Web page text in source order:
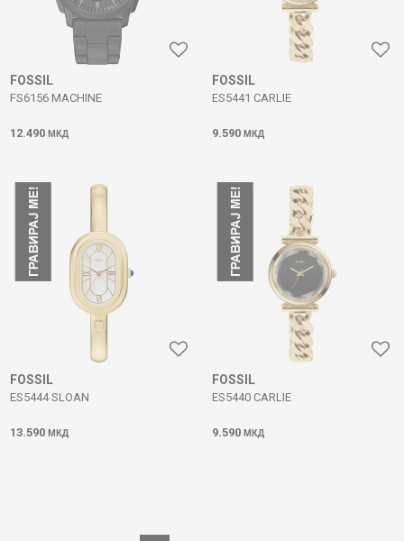
FOSSIL
FS6156 MACHINE
12.490 МКД
FOSSIL
ES5441 CARLIE
9.590 МКД
FOSSIL
ES5444 SLOAN
13.590 МКД
FOSSIL
ES5440 CARLIE
9.590 МКД